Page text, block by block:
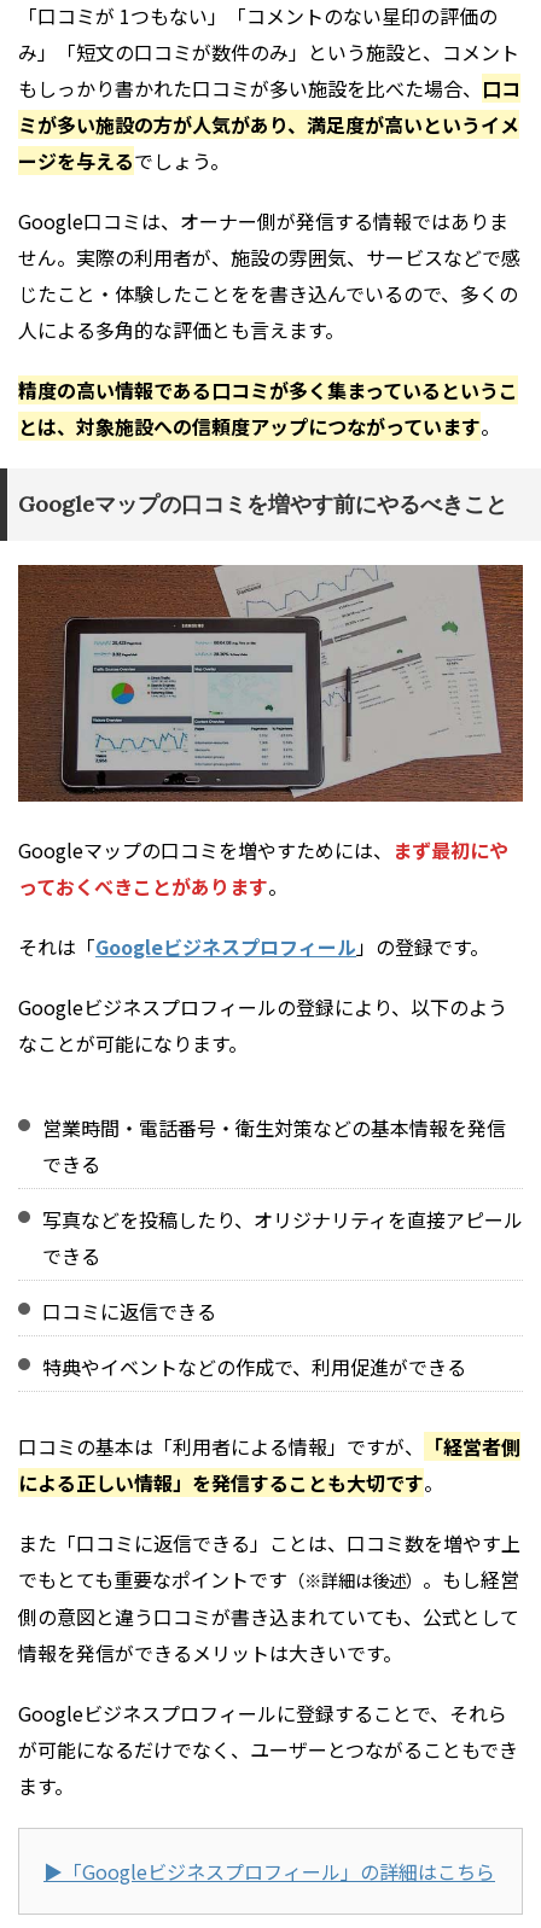
「口コミが 1つもない」「コメントのない星印の評価の
み」「短文の口コミが数件のみ」という施設と、コメント
もしっかり書かれた口コミが多い施設を比べた場合、 口コ
ミが多い施設の方が人気があり、満足度が高いというイメ
ージを与えるでしょう。
Google口コミは、オーナー側が発信する情報ではありま
せん。実際の利用者が、施設の雰囲気、サービスなどで感
じたこと・体験したことをを書き込んでいるので、多くの
人による多角的な評価とも言えます。
精度の高い情報である口コミが多く集まっているというこ
とは、対象施設への信頼度アップにつながっています。
Googleマップの口コミを増やす前にやるべきこと
Googleマップの口コミを増やすためには、 まず最初にや
っておくべきことがあります。
それは「Googleビジネスプロフィール」の登録です。
Googleビジネスプロフィールの登録により、以下のよう
なことが可能になります。
営業時間・電話番号・衛生対策などの基本情報を発信
できる
写真などを投稿したり、オリジナリティを直接アピール
できる
口コミに返信できる
特典やイベントなどの作成で、利用促進ができる
口コミの基本は「利用者による情報」ですが、
「経営者側
による正しい情報」を発信することも大切です。
また「口コミに返信できる」ことは、口コミ数を増やす上
でもとても重要なポイントです （※詳細は後述） 。もし経営
側の意図と違う口コミが書き込まれていても、公式として
情報を発信ができるメリットは大きいです。
Googleビジネスプロフィールに登録することで、それら
が可能になるだけでなく、ユーザーとつながることもでき
ます。
▶︎「Googleビジネスプロフィール」 の詳細はこちら